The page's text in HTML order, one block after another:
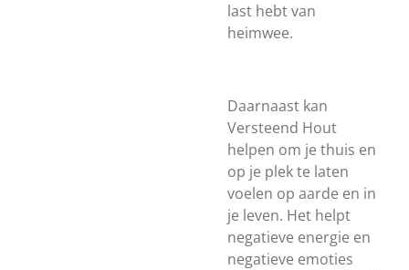
last hebt van
heimwee.
Daarnaast kan
Versteend Hout
helpen om je thuis en
op je plek te laten
voelen op aarde en in
je leven. Het helpt
negatieve energie en
negatieve emoties